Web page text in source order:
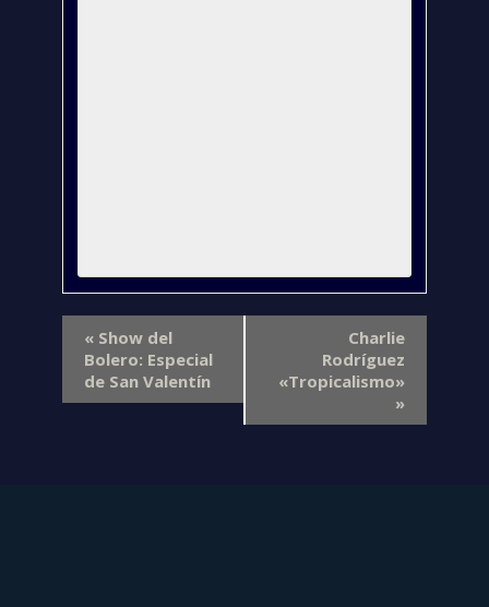
«Show del
Bolero: Especial
de San Valentín
Charlie
Rodríguez
«Tropicalismo»
»